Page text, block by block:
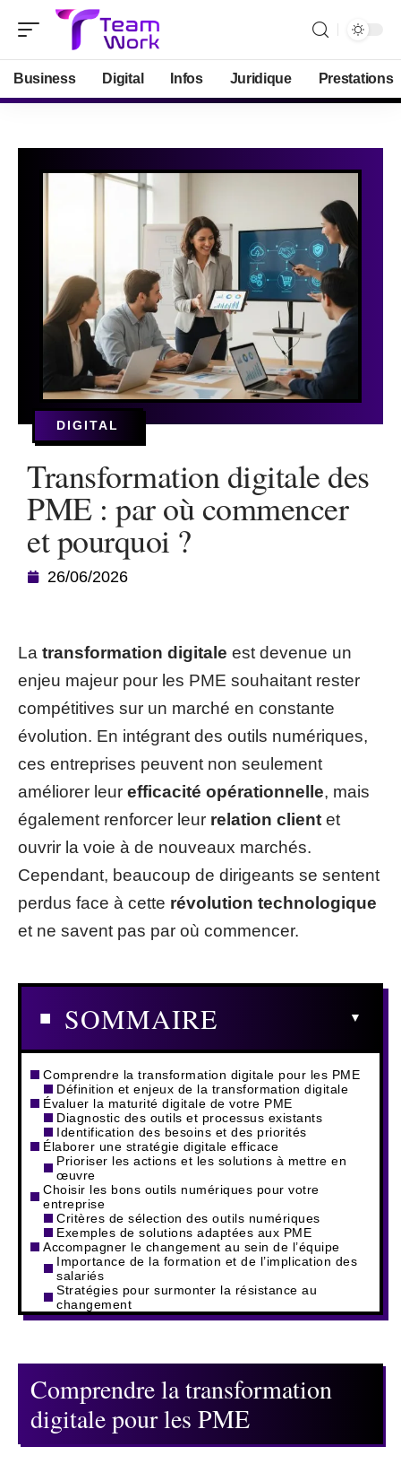
Business Digital Infos Juridique Prestations
DIGITAL
Transformation digitale des
PME : par où commencer
et pourquoi ?
26/06/2026
La transformation digitale est devenue un
enjeu majeur pour les PME souhaitant rester
compétitives sur un marché en constante
évolution. En intégrant des outils numériques,
ces entreprises peuvent non seulement
améliorer leur efficacité opérationnelle, mais
également renforcer leur relation client et
ouvrir la voie à de nouveaux marchés.
Cependant, beaucoup de dirigeants se sentent
perdus face à cette révolution technologique
et ne savent pas par où commencer.
SOMMAIRE
Comprendre la transformation digitale pour les PME
Définition et enjeux de la transformation digitale
Évaluer la maturité digitale de votre PME
Diagnostic des outils et processus existants
Identification des besoins et des priorités
Élaborer une stratégie digitale efficace
Prioriser les actions et les solutions à mettre en
œuvre
Choisir les bons outils numériques pour votre
entreprise
Critères de sélection des outils numériques
Exemples de solutions adaptées aux PME
Accompagner le changement au sein de l’équipe
Importance de la formation et de l’implication des
salariés
Stratégies pour surmonter la résistance au
changement
Comprendre la transformation
digitale pour les PME